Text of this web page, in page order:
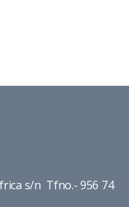
s/n Tfno.- 956 74